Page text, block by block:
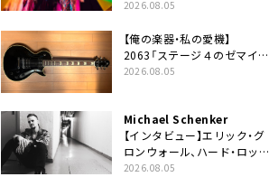
の雨』遂にリリース。収録曲
2026.08.05
【俺の楽器・私の愛機】
2063「ステージ４のゼマイテ
ィス。」
2026.08.05
Michael Schenker
【インタビュー】エリック・グ
ロンウォール、ハード・ロック
の今を代表する魂のボーカリ
2026.08.05